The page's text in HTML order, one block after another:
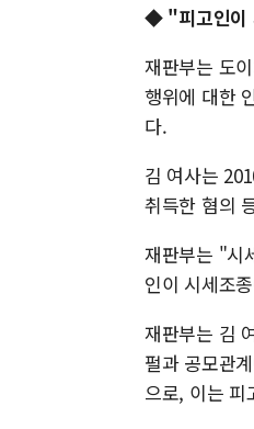
◆ "피고인이
재판부는 도
행위에 대한
다.
김 여사는
취득한 혐의
재판부는 "시
인이 시세조
재판부는 김
펄과 공모관
으로, 이는 피